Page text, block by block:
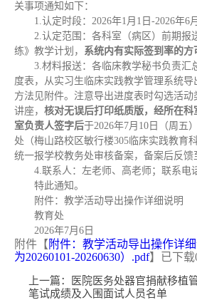
关事项通知如下：
1.认定时段：2026年1月1日-2026年6
2.认定范围：各科室（病区）前期报
练》教学计划， 系统内有实际签到率的方
3.材料报送：各临床教学秘书负责汇
度表，从实习生临床实践教学管理系统导
方法见附件。注意导出进度表时勾选活
讲座， 核对无误后打印纸质版，经所在
室负责人签字后于2026年7月10日（周五
处（梅山路校区敏行楼305临床实践教育
统一报学校教务处审核备案，备案后反馈
4.联系人：左老师、高老师；联系电
特此通知。
附件：教学活动导出操作详细说明
教育处
2026年7月6日
附件【 附件：教学活动导出操作详
为20260101-20260630）.pdf】已下载
上一篇：
医院医务处器官捐献移植
笔试成绩及入围面试人员名单